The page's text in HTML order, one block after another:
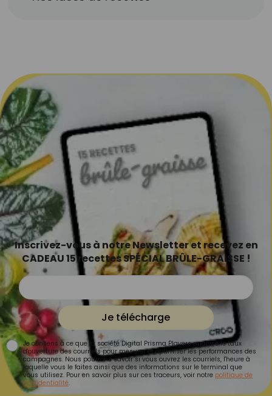
Inscrivez-vous à notre Newsletter et recevez en
CADEAU 15 recettes SPÉCIAL BRÛLE-GRAISSE !
Je télécharge
Je consens à ce que la société Digital Prisma Players analyse le taux
d'ouverture des courriels pour mesurer et optimiser les performances des
campagnes. Nous pourrons savoir si vous ouvrez les courriels, l'heure à
laquelle vous le faites ainsi que des informations sur le terminal que
vous utilisez. Pour en savoir plus sur ces traceurs, voir notre politique de
confidentialité.